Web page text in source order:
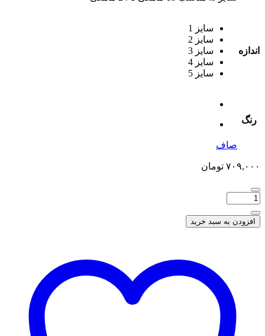
اندازه
سایز 1
سایز 2
سایز 3
سایز 4
سایز 5
رنگ
صاف
۷۰۹,۰۰۰ تومان
افزودن به سبد خرید